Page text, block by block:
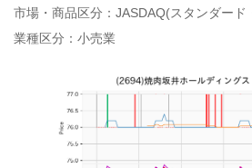
市場・商品区分：JASDAQ(スタンダード
業種区分：小売業